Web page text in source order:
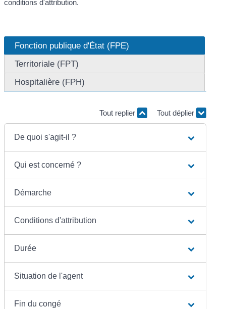
conditions d'attribution.
Fonction publique d'État (FPE)
Territoriale (FPT)
Hospitalière (FPH)
Tout replier Tout déplier
De quoi s'agit-il ?
Qui est concerné ?
Démarche
Conditions d'attribution
Durée
Situation de l'agent
Fin du congé